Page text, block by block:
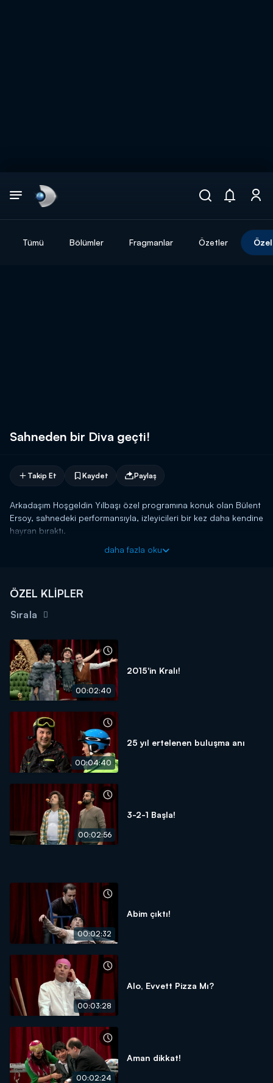
Tümü Bölümler Fragmanlar Özetler
Sahneden bir Diva geçti!
Takip Et Kaydet Paylaş
Arkadaşım Hoşgeldin Yılbaşı özel programına konuk olan Bülent
Ersoy, sahnedeki performansıyla, izleyicileri bir kez daha kendine
hayran bıraktı.
daha fazla oku
ÖZEL KLİPLER
Sırala
00:02:40
2015'in Kralı!
00:04:40
25 yıl ertelenen buluşma anı
00:02:56
3-2-1 Başla!
00:02:32
Abim çıktı!
00:03:28
Alo, Evvett Pizza Mı?
00:02:24
Aman dikkat!